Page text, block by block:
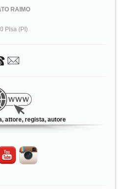
RAIMO
Pisa (PI)
attore, regista, autore